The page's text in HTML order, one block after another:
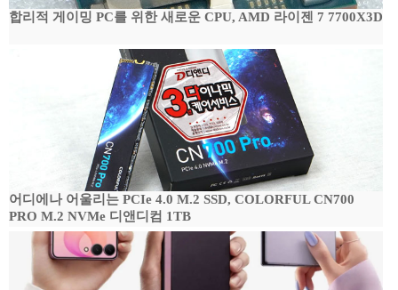
합리적 게이밍 PC를 위한 새로운 CPU, AMD 라이젠 7 7700X3D
어디에나 어울리는 PCIe 4.0 M.2 SSD, COLORFUL CN700
PRO M.2 NVMe 디앤디컴 1TB